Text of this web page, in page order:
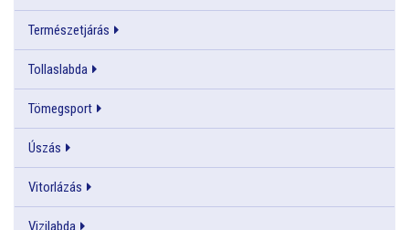
Természetjárás
Tollaslabda
Tömegsport
Úszás
Vitorlázás
Vizilabda